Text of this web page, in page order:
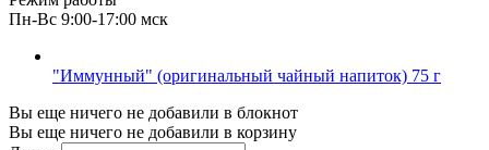
Пн-Вс 9:00-17:00 мск
"Иммунный" (оригинальный чайный напиток) 75 г
Вы еще ничего не добавили в блокнот
Вы еще ничего не добавили в корзину